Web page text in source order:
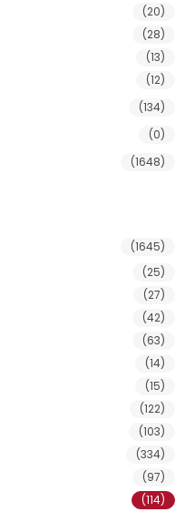
(20)
(28)
(13)
(12)
(134)
(0)
(1648)
(1645)
(25)
(27)
(42)
(63)
(14)
(15)
(122)
(103)
(334)
(97)
(114)